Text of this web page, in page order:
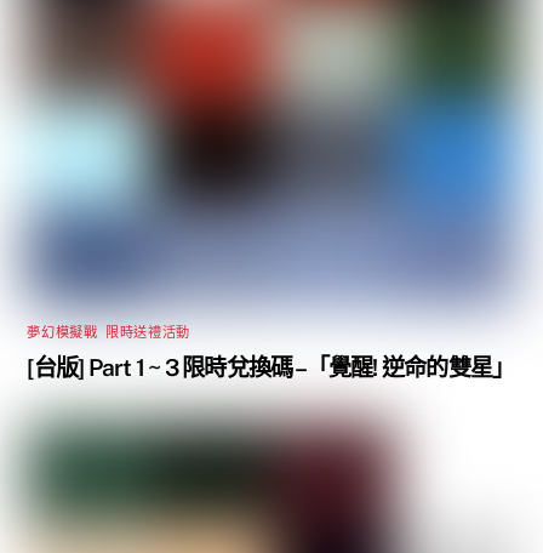
夢幻模擬戰 限時送禮活動
[台版] Part 1 ~ 3 限時兌換碼 –「覺醒! 逆命的雙星」